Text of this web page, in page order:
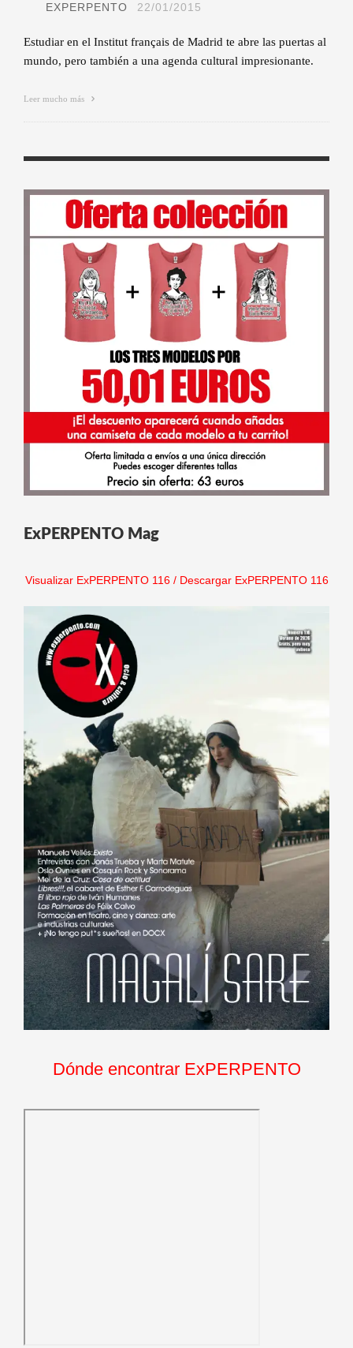
EXPERPENTO 22/01/2015
Estudiar en el Institut français de Madrid te abre las puertas al
mundo, pero también a una agenda cultural impresionante.
Leer mucho más
ExPERPENTO Mag
Visualizar ExPERPENTO 116/ Descargar ExPERPENTO 116
Dónde encontrar ExPERPENTO